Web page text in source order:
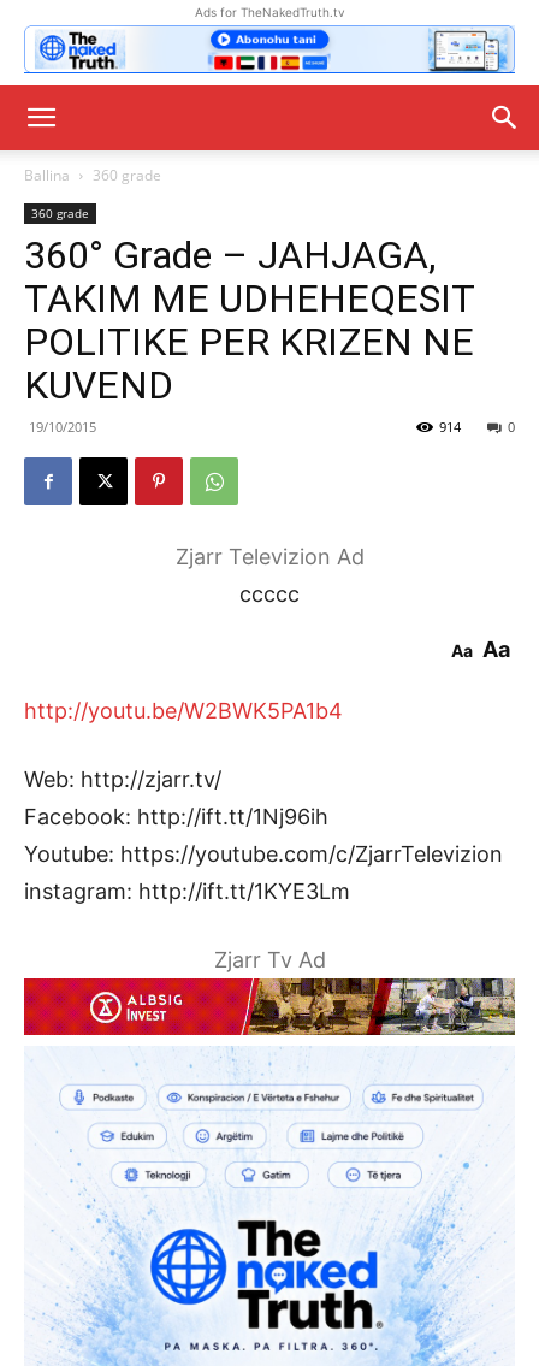
Ads for TheNakedTruth.tv
Ballina 360 grade
360 grade
360° Grade – JAHJAGA,
TAKIM ME UDHEHEQESIT
POLITIKE PER KRIZEN NE
KUVEND
19/10/2015 0
914
Zjarr Televizion Ad
ccccc
Aa Aa
http://youtu.be/W2BWK5PA1b4
Web: http://zjarr.tv/
Facebook: http://ift.tt/1Nj96ih
Youtube: https://youtube.com/c/ZjarrTelevizion
instagram: http://ift.tt/1KYE3Lm
Zjarr Tv Ad